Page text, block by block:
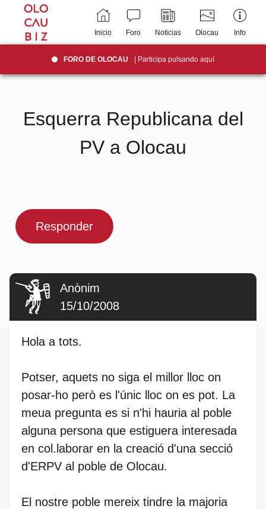
Inicio Foro Noticias Olocau Info
FORO DE OLOCAU | Participa pulsando aquí
Esquerra Republicana del
PV a Olocau
Responder
Anònim
15/10/2008
Hola a tots.
Potser, aquets no siga el millor lloc on
posar-ho però es l'únic lloc on es pot. La
meua pregunta es si n'hi hauria al poble
alguna persona que estiguera interesada
en col.laborar en la creació d'una secció
d'ERPV al poble de Olocau.
El nostre poble mereix tindre la majoria